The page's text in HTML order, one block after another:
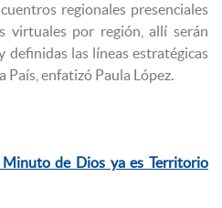
regionales presenciales
virtuales por región, allí serán
definidas las líneas estratégicas
enfatizó Paula López.
Minuto de Dios ya es Territorio